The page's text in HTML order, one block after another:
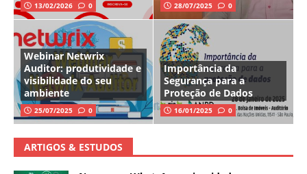
13/02/2026 0 28/07/2025 0
Webinar Netwrix
Auditor: produtividade e
visibilidade do seu
ambiente
25/07/2025 0
Importância da
Segurança para a
Proteção de Dados
16/01/2025 0
ARTIGOS & ESTUDOS